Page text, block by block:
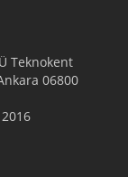
Teknokent
06800